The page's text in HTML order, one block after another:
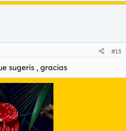
#13
sugeris , gracias